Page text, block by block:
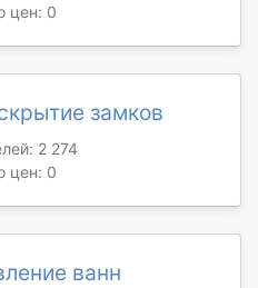
цен: 0
замков
2 274
цен: 0
ванн